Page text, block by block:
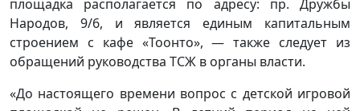
площадка располагается по адресу: пр. Дружбы
Народов, 9/6, и является единым капитальным
строением с кафе «Тоонто», — также следует из
обращений руководства ТСЖ в органы власти.
«До настоящего времени вопрос с детской игровой